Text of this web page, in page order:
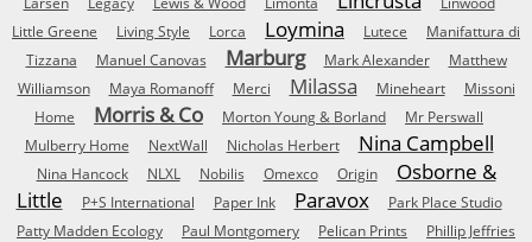
Little Greene
Living Style Lorca Loymina Lutece
Manifattura di
Tizzana
Manuel Canovas Marburg Mark Alexander
Matthew
Williamson
Maya Romanoff Merci Milassa Mineheart
Missoni
Home
Morris & Co Morton Young & Borland
Mr Perswall
Mulberry Home
NextWall Nicholas Herbert Nina Campbell
Nina Hancock NLXL Nobilis Omexco Origin
Osborne &
Little
P+S International Paper Ink Paravox
Park Place Studio
Patty Madden Ecology
Paul Montgomery Pelican Prints
Phillip Jeffries